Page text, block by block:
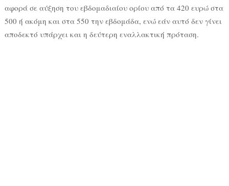
αφορά σε αύξηση του εβδομαδιαίου ορίου από τα 420 ευρώ στα
500 ή ακόμη και στα 550 την εβδομάδα, ενώ εάν αυτό δεν γίνει
αποδεκτό υπάρχει και η δεύτερη εναλλακτική πρόταση.